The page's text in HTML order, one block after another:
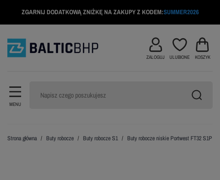
ZGARNIJ DODATKOWĄ ZNIŻKĘ NA ZAKUPY Z KODEM:SUMMER2026
MENU
ZALOGUJ ULUBIONE KOSZYK
Strona główna Buty robocze Buty robocze S1 Buty robocze niskie Portwest FT32 S1P